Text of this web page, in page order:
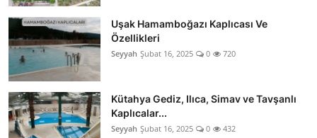
Uşak Hamamboğazı Kaplıcası Ve
Özellikleri
Seyyah Şubat 16, 2025 0 720
Kütahya Gediz, Ilıca, Simav ve Tavşanlı
Kaplıcalar...
Seyyah Şubat 16, 2025 0 432